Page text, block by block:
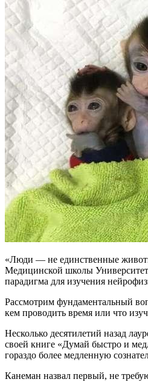
«Люди — не единственные
Медицинской школы
парадигма для изучения
Рассмотрим фундаментальный
кем проводить время или что
Несколько десятилетий назад
своей книге «Думай быстро и
гораздо более медленную
Канеман назвал первый, не